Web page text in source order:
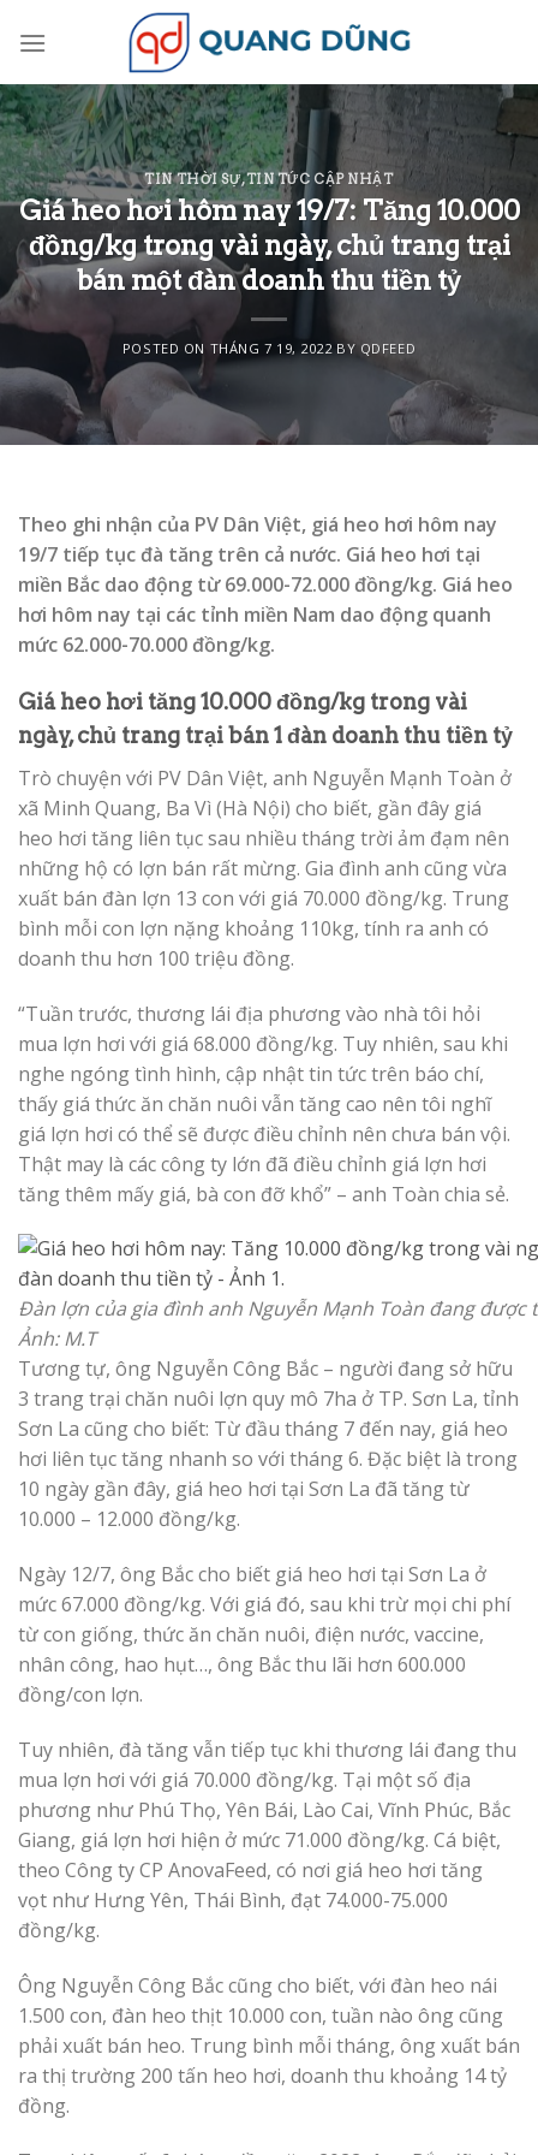
TIN THỜI SỰ,TIN TỨC CẬP NHẬT
Giá heo hơi hôm nay 19/7: Tăng 10.000
đồng/kg trong vài ngày, chủ trang trại
bán một đàn doanh thu tiền tỷ
POSTED ON THÁNG 7 19, 2022 BY QDFEED
Theo ghi nhận của PV Dân Việt, giá heo hơi hôm nay
19/7 tiếp tục đà tăng trên cả nước. Giá heo hơi tại
miền Bắc dao động từ 69.000-72.000 đồng/kg. Giá heo
hơi hôm nay tại các tỉnh miền Nam dao động quanh
mức 62.000-70.000 đồng/kg.
Giá heo hơi tăng 10.000 đồng/kg trong vài
ngày, chủ trang trại bán 1 đàn doanh thu tiền tỷ
Trò chuyện với PV Dân Việt, anh Nguyễn Mạnh Toàn ở
xã Minh Quang, Ba Vì (Hà Nội) cho biết, gần đây giá
heo hơi tăng liên tục sau nhiều tháng trời ảm đạm nên
những hộ có lợn bán rất mừng. Gia đình anh cũng vừa
xuất bán đàn lợn 13 con với giá 70.000 đồng/kg. Trung
bình mỗi con lợn nặng khoảng 110kg, tính ra anh có
doanh thu hơn 100 triệu đồng.
“Tuần trước, thương lái địa phương vào nhà tôi hỏi
mua lợn hơi với giá 68.000 đồng/kg. Tuy nhiên, sau khi
nghe ngóng tình hình, cập nhật tin tức trên báo chí,
thấy giá thức ăn chăn nuôi vẫn tăng cao nên tôi nghĩ
giá lợn hơi có thể sẽ được điều chỉnh nên chưa bán vội.
Thật may là các công ty lớn đã điều chỉnh giá lợn hơi
tăng thêm mấy giá, bà con đỡ khổ” – anh Toàn chia sẻ.
Đàn lợn của gia đình anh Nguyễn Mạnh Toàn đang được
Ảnh: M.T
Tương tự, ông Nguyễn Công Bắc – người đang sở hữu
3 trang trại chăn nuôi lợn quy mô 7ha ở TP. Sơn La, tỉnh
Sơn La cũng cho biết: Từ đầu tháng 7 đến nay, giá heo
hơi liên tục tăng nhanh so với tháng 6. Đặc biệt là trong
10 ngày gần đây, giá heo hơi tại Sơn La đã tăng từ
10.000 – 12.000 đồng/kg.
Ngày 12/7, ông Bắc cho biết giá heo hơi tại Sơn La ở
mức 67.000 đồng/kg. Với giá đó, sau khi trừ mọi chi phí
từ con giống, thức ăn chăn nuôi, điện nước, vaccine,
nhân công, hao hụt…, ông Bắc thu lãi hơn 600.000
đồng/con lợn.
Tuy nhiên, đà tăng vẫn tiếp tục khi thương lái đang thu
mua lợn hơi với giá 70.000 đồng/kg. Tại một số địa
phương như Phú Thọ, Yên Bái, Lào Cai, Vĩnh Phúc, Bắc
Giang, giá lợn hơi hiện ở mức 71.000 đồng/kg. Cá biệt,
theo Công ty CP AnovaFeed, có nơi giá heo hơi tăng
vọt như Hưng Yên, Thái Bình, đạt 74.000-75.000
đồng/kg.
Ông Nguyễn Công Bắc cũng cho biết, với đàn heo nái
1.500 con, đàn heo thịt 10.000 con, tuần nào ông cũng
phải xuất bán heo. Trung bình mỗi tháng, ông xuất bán
ra thị trường 200 tấn heo hơi, doanh thu khoảng 14 tỷ
đồng.